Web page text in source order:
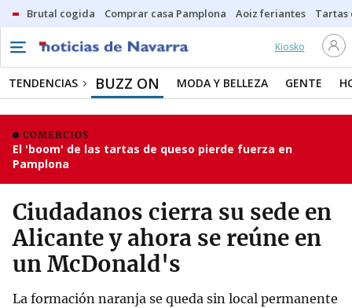
Brutal cogida Comprar casa Pamplona Aoiz feriantes Tartas
Kiosko
TENDENCIAS BUZZ ON MODA Y BELLEZA GENTE
COMERCIOS
El 'boom' de las tartas de queso pierde fuerza en
Pamplona
Ciudadanos cierra su sede en
Alicante y ahora se reúne en
un McDonald's
La formación naranja se queda sin local permanente